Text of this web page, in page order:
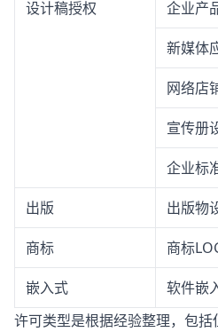
设计稿授权 企业产
新媒体
网络店
宣传册
企业标
出版 出版物
商标 商标
嵌入式 软件嵌
许可类型是根据经验整理，包